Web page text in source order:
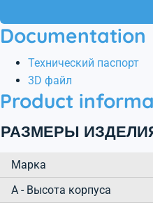
Documentation
Технический паспорт
3D файл
Product
РАЗМЕРЫ
Марка
А - Высота корпуса